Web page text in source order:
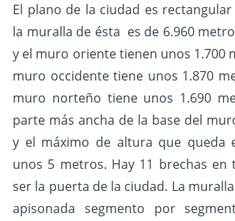
El plano de la ciudad es
la muralla de ésta es de 6.960
y el muro oriente tienen unos 1.700
muro occidente tiene unos 1.870
muro norteño tiene unos 1.690
parte más ancha de la base del
y el máximo de altura que queda
unos 5 metros. Hay 11 brechas en
ser la puerta de la ciudad. La
apisonada segmento por